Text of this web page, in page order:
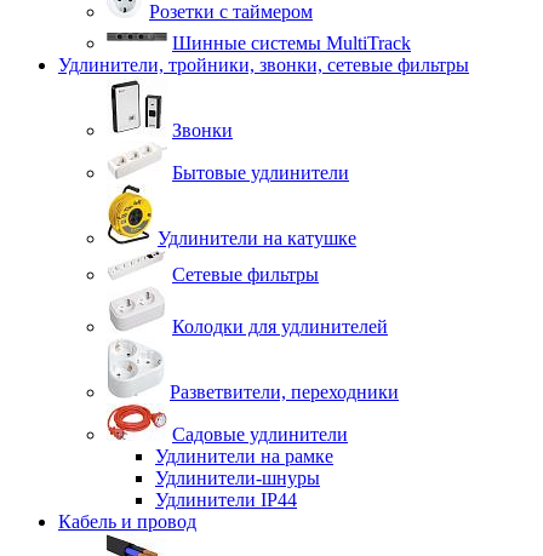
Розетки с таймером
Шинные системы MultiTrack
Удлинители, тройники, звонки, сетевые фильтры
Звонки
Бытовые удлинители
Удлинители на катушке
Сетевые фильтры
Колодки для удлинителей
Разветвители, переходники
Садовые удлинители
Удлинители на рамке
Удлинители-шнуры
Удлинители IP44
Кабель и провод